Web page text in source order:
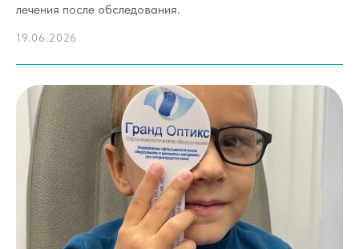
лечения после обследования.
19.06.2026